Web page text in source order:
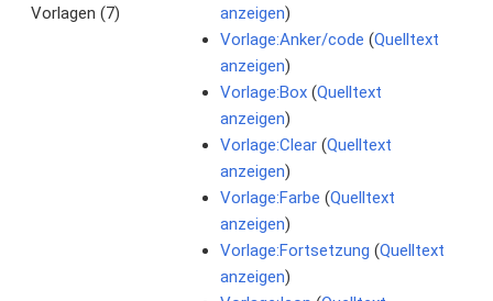
Vorlagen (7)
anzeigen)
Vorlage:Anker/code (Quelltext
anzeigen)
Vorlage:Box (Quelltext
anzeigen)
Vorlage:Clear (Quelltext
anzeigen)
Vorlage:Farbe (Quelltext
anzeigen)
Vorlage:Fortsetzung (Quelltext
anzeigen)